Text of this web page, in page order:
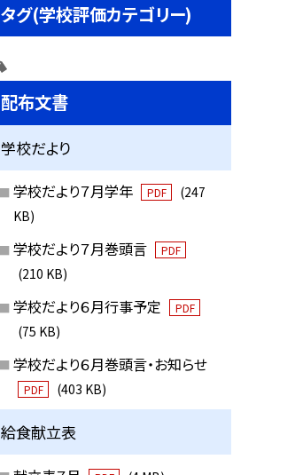
タグ(学校評価カテゴリー)
配布文書
学校だより
学校だより７月学年 PDF
(247
KB)
学校だより７月巻頭言 PDF
(210 KB)
学校だより６月行事予定 PDF
(75 KB)
学校だより６月巻頭言・お知らせ
PDF (403 KB)
給食献立表